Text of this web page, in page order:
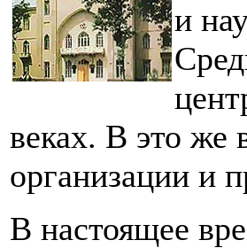
и
веках. В это же
организации и
В настоящее